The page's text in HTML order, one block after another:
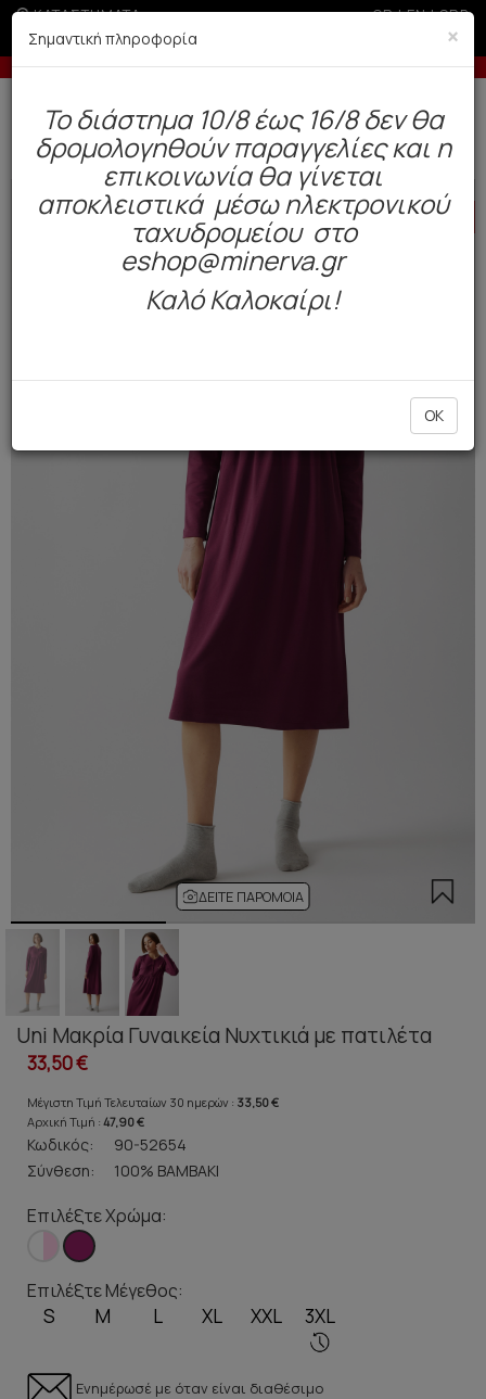
ΚΑΤΑΣΤΗΜΑΤΑ GR|EN|SRB
άνω των 200€ σε περίοδο εκπτώσεων Έως 3 άτοκες
Δωρεάν αποστολή άνω των 49€. Παράδοση σε 3-5 εργάσιμες.
Γυναίκα Πυτζάμες / Νυχτικά Χειμωνιάτικες
HOT
ΔΕΊΤΕ ΠΑΡΌΜΟΙΑ
Uni Μακρία Γυναικεία Νυχτικιά με πατιλέτα
33,50 €
Μέγιστη Τιμή Τελευταίων 30 ημερών : 33,50 €
Αρχική Τιμή : 47,90 €
Κωδικός:
90-52654
Σύνθεση:
100% ΒΑΜΒΑΚΙ
Επιλέξτε Χρώμα:
Επιλέξτε Μέγεθος:
S M L XL XXL 3XL
Ενημέρωσέ με όταν είναι διαθέσιμο
×
Σημαντική πληροφορία
To διάστημα 10/8 έως 16/8 δεν θα
δρομολογηθούν παραγγελίες και η
επικοινωνία θα γίνεται
αποκλειστικά μέσω ηλεκτρονικού
ταχυδρομείου στο
eshop@minerva.gr
Καλό Καλοκαίρι!
OK